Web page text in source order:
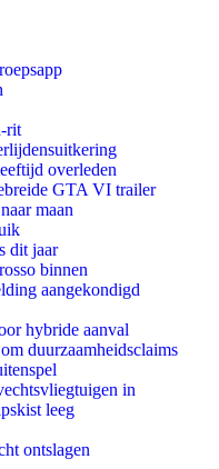
rit
overleden
GTA VI trailer
maan
dit jaar
binnen
aangekondigd
hybride aanval
duurzaamheidsclaims
in
leeg
ontslagen